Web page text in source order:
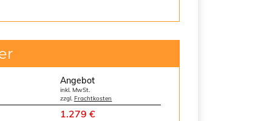
Angebot
inkl. MwSt.
zzgl. Frachtkosten
1.279 €